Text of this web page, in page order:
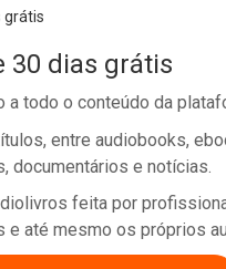
30 dias grátis
todo o conteúdo da
entre audiobooks,
documentários e notícias.
feita por
e até mesmo os próprios